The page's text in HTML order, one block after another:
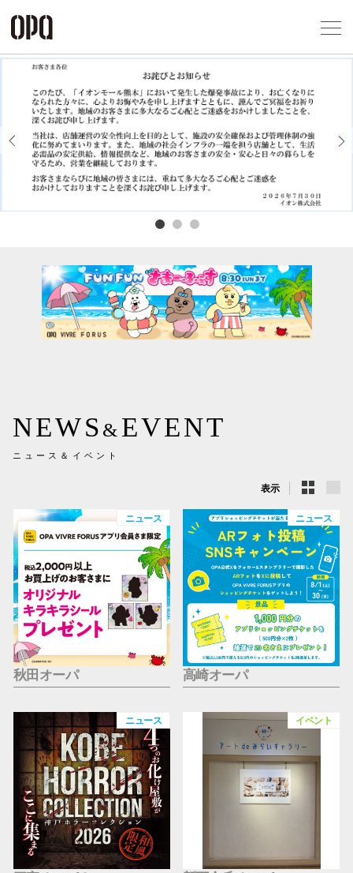
Previous
NEWS & EVENT
ニュース＆イベント
表示
ニュース
秋田オーパ
ニュース
高崎オーパ
ニュース イベント
企業情報
お問い合わせ
プライバシ
ソーシャル
横浜ビ